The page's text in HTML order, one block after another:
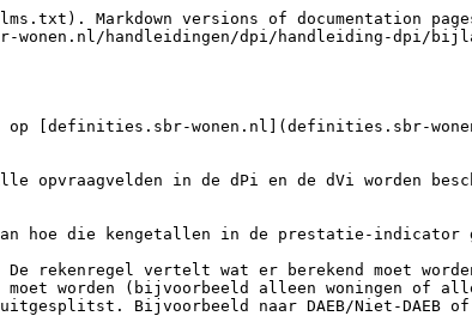
Markdown versions of documentation
wonen.nl/handleidingen/dpi/handleiding-dpi/
op [definities.sbr-wonen.nl](definities.sbr-
opvraagvelden in de dPi en de dVi worden
hoe die kengetallen in de prestatie-indicator
rekenregel vertelt wat er berekend moet
worden (bijvoorbeeld alleen woningen of
Bijvoorbeeld naar DAEB/Niet-DAEB of